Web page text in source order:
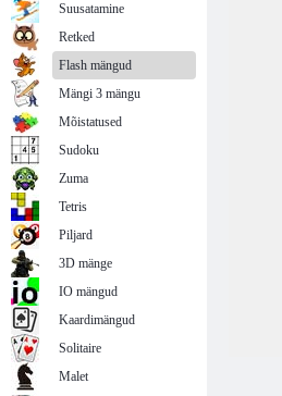
Suusatamine
Retked
Flash mängud
Mängi 3 mängu
Mõistatused
Sudoku
Zuma
Tetris
Piljard
3D mänge
IO mängud
Kaardimängud
Solitaire
Malet